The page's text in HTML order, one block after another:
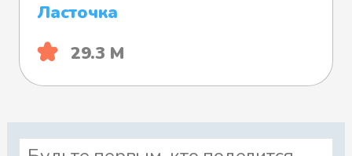
Ласточка
29.3 М